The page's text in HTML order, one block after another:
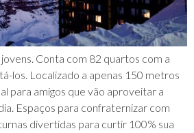
Conta com 82 quartos com a
los. Localizado a apenas 150 metros
para amigos que vão aproveitar a
Espaços para confraternizar com
divertidas para curtir 100% sua